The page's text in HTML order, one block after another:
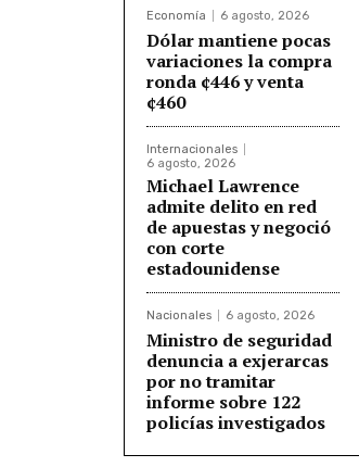
Economía 6 agosto, 2026
Dólar mantiene pocas
variaciones la compra
ronda ¢446 y venta
¢460
Internacionales
6 agosto, 2026
Michael Lawrence
admite delito en red
de apuestas y negoció
con corte
estadounidense
Nacionales 6 agosto, 2026
Ministro de seguridad
denuncia a exjerarcas
por no tramitar
informe sobre 122
policías investigados